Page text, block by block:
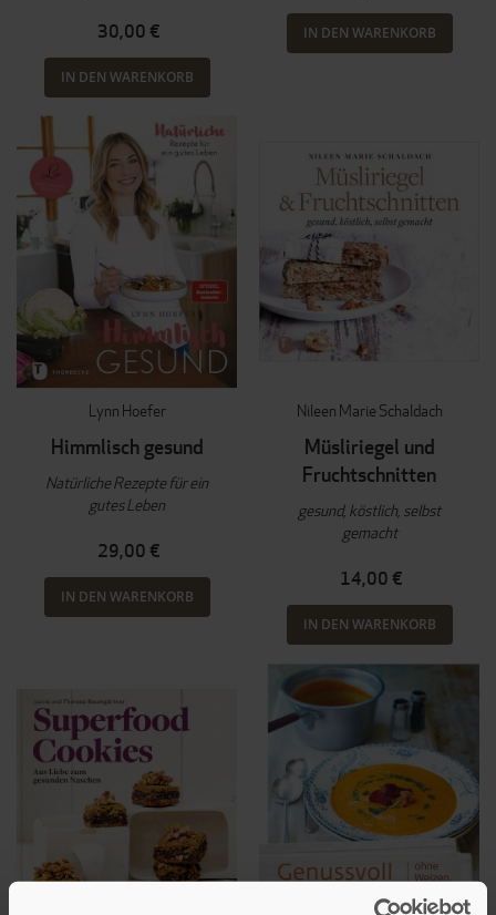
30,00 €
IN DEN WARENKORB
IN DEN WARENKORB
Lynn Hoefer
Himmlisch gesund
Natürliche Rezepte für ein
gutes Leben
29,00 €
IN DEN WARENKORB
Nileen Marie Schaldach
Müsliriegel und
Fruchtschnitten
gesund, köstlich, selbst
gemacht
14,00 €
IN DEN WARENKORB